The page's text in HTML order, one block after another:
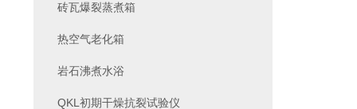
砖瓦爆裂蒸煮箱
热空气老化箱
岩石沸煮水浴
QKL初期干燥抗裂试验仪